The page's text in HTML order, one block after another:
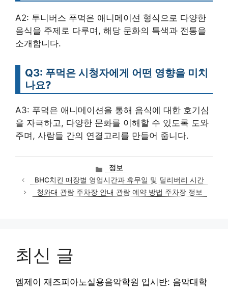
A2: 투니버스 푸먹은 애니메이션 형식으로 다양한
음식을 주제로 다루며, 해당 문화의 특색과 전통을
소개합니다.
Q3: 푸먹은 시청자에게 어떤 영향을 미치
나요?
A3: 푸먹은 애니메이션을 통해 음식에 대한 호기심
을 자극하고, 다양한 문화를 이해할 수 있도록 도와
주며, 사람들 간의 연결고리를 만들어 줍니다.
카
테
고
리
정보
BHC치킨 매장별 영업시간과 휴무일 및 딜리버리 시간
청와대 관람 주차장 안내 관람 예약 방법 주차장 정보
최신 글
엠제이 재즈피아노실용음악학원 입시반: 음악대학